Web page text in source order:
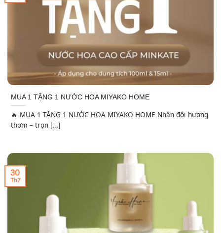
MUA 1 TẶNG 1 NƯỚC HOA MIYAKO HOME
🔥 MUA 1 TẶNG 1 NƯỚC HOA MIYAKO HOME Nhân đôi hương
thơm – trọn [...]
30
Th7